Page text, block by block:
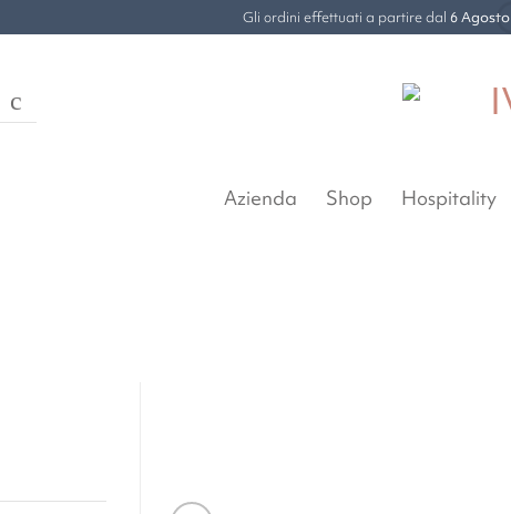
Gli ordini effettuati a partire dal 6 Agosto
Azienda Shop Hospitality